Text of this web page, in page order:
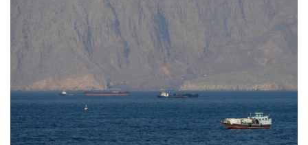
Văn hóa
Sân khấu - Điện ảnh
Văn học
Âm nhạc
Di sản
Giải trí
Nghệ sĩ
Thời trang
Sao Việt